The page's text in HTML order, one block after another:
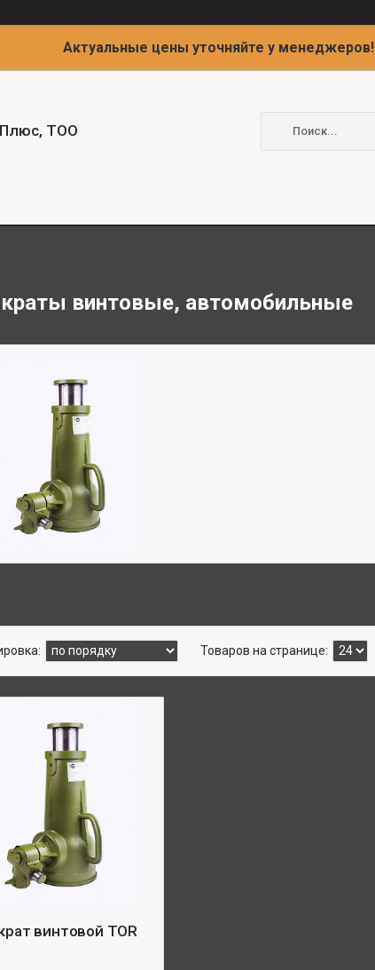
Актуальные цены уточняйте у менеджеров!
ТОО
винтовые, автомобильные
винтовой TOR